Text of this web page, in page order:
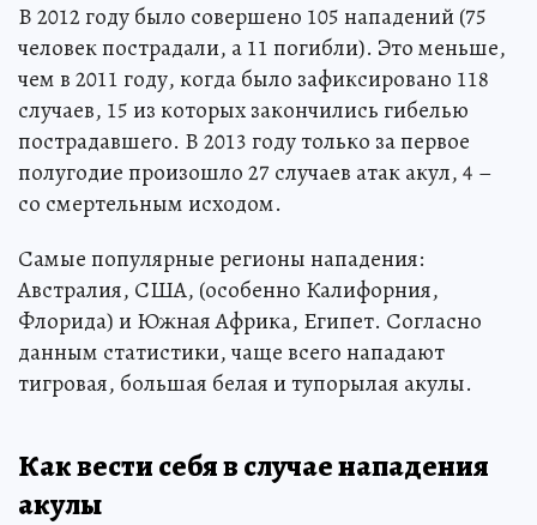
В 2012 году было совершено 105 нападений (75
человек пострадали, а 11 погибли). Это меньше,
чем в 2011 году, когда было зафиксировано 118
случаев, 15 из которых закончились гибелью
пострадавшего. В 2013 году только за первое
полугодие произошло 27 случаев атак акул, 4 –
со смертельным исходом.
Самые популярные регионы нападения:
Австралия, США, (особенно Калифорния,
Флорида) и Южная Африка, Египет. Согласно
данным статистики, чаще всего нападают
тигровая, большая белая и тупорылая акулы.
Как вести себя в случае нападения
акулы